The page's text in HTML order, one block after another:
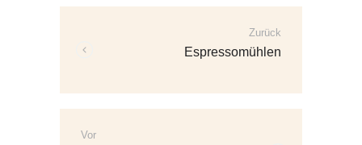
Zurück
Espressomühlen
Vor